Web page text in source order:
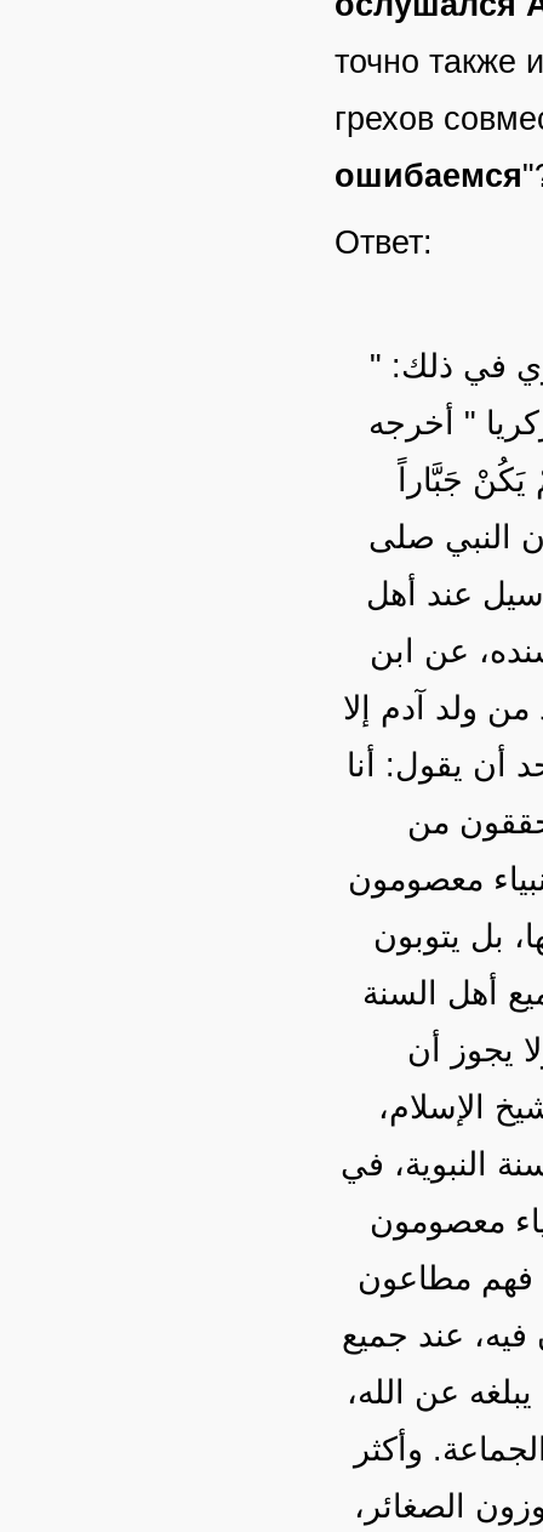
точно также
грехов
ошибаемся
Ответ:
في ذلك: "
" أخرجه
جَبَّاراً
أن النبي صلى
عند أهل
عن ابن
ولد آدم إلا
أن يقول: أنا
المحققون من
معصومون
بل يتوبون
أهل السنة
يجوز أن
الإسلام،
النبوية، في
معصومون
فهم مطاعون
فيه، عند جميع
عن الله،
وأكثر
الصغائر،